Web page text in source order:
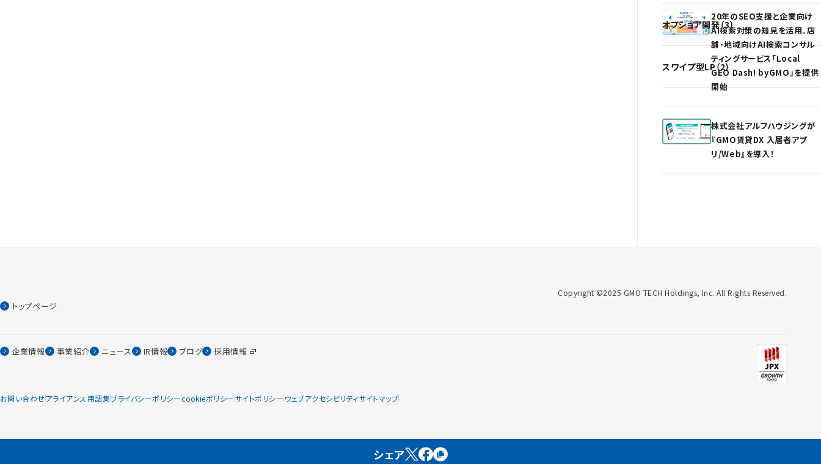
オフショア開発（3）
スワイプ型LP（2）
20年のSEO支援と企業向け
AI検索対策の知見を活用。店
舗・地域向けAI検索コンサル
ティングサービス「Local
GEO Dash! byGMO」を提供
開始
株式会社アルフハウジングが
『GMO賃貸DX 入居者アプ
リ/Web』を導入！
トップページ
企業情報 事業紹介 ニュース IR情報 ブログ 採用情報
お問い合わせアライアンス 用語集プライバシーポリシーcookieポリシーサイトポリシー ウェブアクセシビリティサイトマップ
Copyright ©2025 GMO TECH Holdings, Inc. All Rights Reserved.
シェア